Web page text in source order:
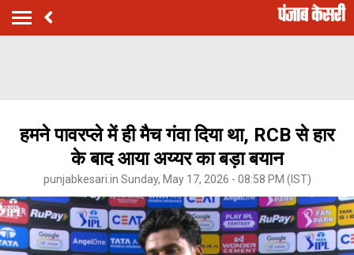
हमने पावरप्ले में ही मैच गंवा दिया था, RCB से हार
के बाद आया अय्यर का बड़ा बयान
punjabkesari.in Sunday, May 17, 2026 - 08:58 PM (IST)